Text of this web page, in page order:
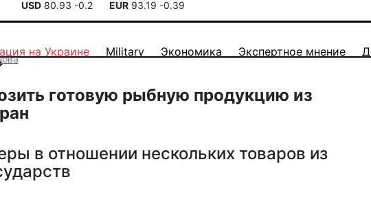
USD 80.93 -0.2 EUR 93.19 -0.39
на Украине Military Экономика Экспертное мнение
готовую рыбную продукцию из
в отношении нескольких товаров из